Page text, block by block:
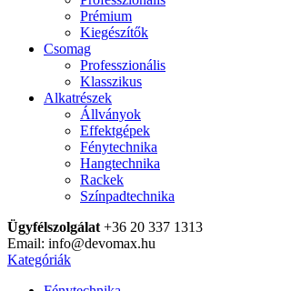
Prémium
Kiegészítők
Csomag
Professzionális
Klasszikus
Alkatrészek
Állványok
Effektgépek
Fénytechnika
Hangtechnika
Rackek
Színpadtechnika
Ügyfélszolgálat +36 20 337 1313
Email: info@devomax.hu
Kategóriák